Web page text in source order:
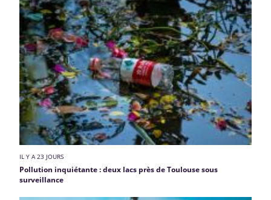
IL Y A 23 JOURS
Pollution inquiétante : deux lacs près de Toulouse sous
surveillance